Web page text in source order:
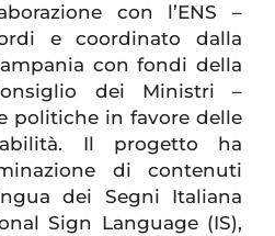
con l’ENS –
e coordinato dalla
con fondi della
dei Ministri –
politiche in favore delle
Il progetto ha
di contenuti
dei Segni Italiana
Sign Language (IS),